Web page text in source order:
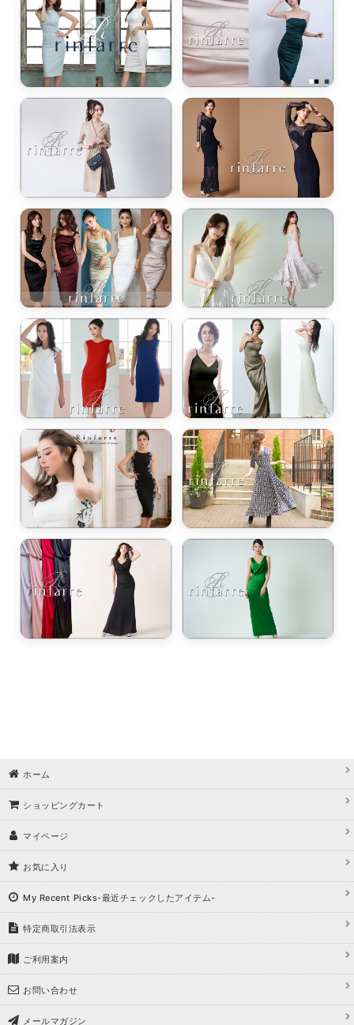
、自分らしく、美しく。-
ンピース
エレガンスをひとさじー
エット。 夏の視線を独り占めする「夏の主役ラップロングドレス」
ホーム
ショッピングカート
マイページ
お気に入り
My Recent Picks-最近チェックしたアイテム-
特定商取引法表示
ご利用案内
お問い合わせ
メールマガジン